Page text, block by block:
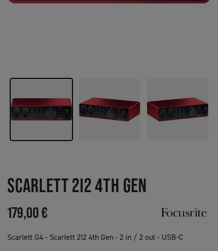
SCARLETT 2I2 4TH GEN
179,00 €
Scarlett G4 - Scarlett 2I2 4th Gen - 2 in / 2 out - USB-C